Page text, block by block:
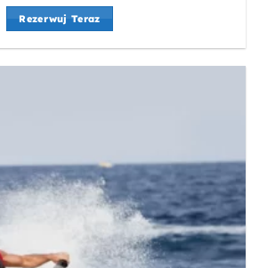
Rezerwuj Teraz